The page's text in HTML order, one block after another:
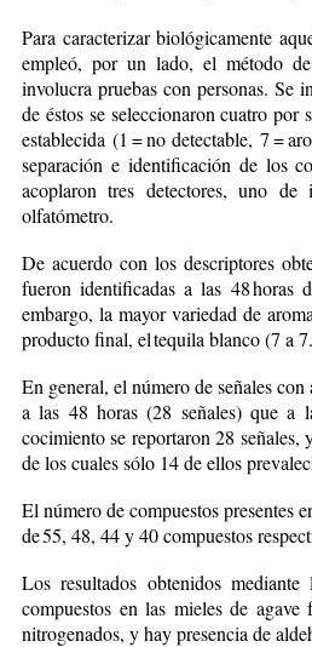
Para caracterizar biológicamente
empleó, por un lado, el método
involucra pruebas con personas. Se
de éstos se seleccionaron cuatro por
establecida (1 = no detectable, 7 =
separación e identificación de los
acoplaron tres detectores, uno
olfatómetro.
De acuerdo con los descriptores
fueron identificadas a las 48 horas
embargo, la mayor variedad de
producto final, el tequila blanco (7 a
En general, el número de señales
a las 48 horas (28 señales) que a
cocimiento se reportaron 28
de los cuales sólo 14 de ellos
El número de compuestos presentes
de 55, 48, 44 y 40 compuestos
Los resultados obtenidos
compuestos en las mieles de
nitrogenados, y hay presencia de